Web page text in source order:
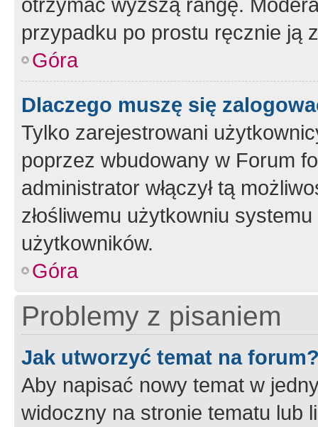
przypadku po prostu ręcznie ją
Góra
Dlaczego muszę się
Tylko zarejestrowani
poprzez wbudowany w Forum
administrator włączył tą
złośliwemu użytkowniu
użytkowników.
Góra
Problemy z pisaniem
Jak utworzyć temat na
Aby napisać nowy temat w
widoczny na stronie tematu lub